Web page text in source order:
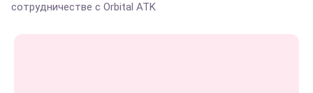
сотрудничестве с Orbital ATK